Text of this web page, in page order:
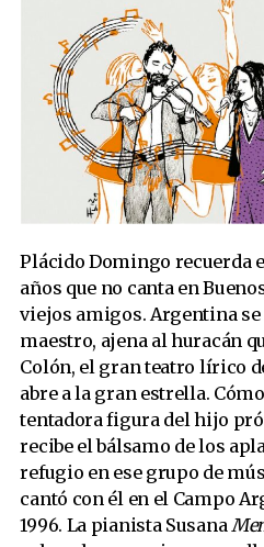
Plácido Domingo recuerda
años que no canta en
viejos amigos. Argentina
maestro, ajena al huracán
Colón, el gran teatro lírico
abre a la gran estrella.
tentadora figura del hijo
recibe el bálsamo de los
refugio en ese grupo de
cantó con él en el Campo
1996. La pianista Susana